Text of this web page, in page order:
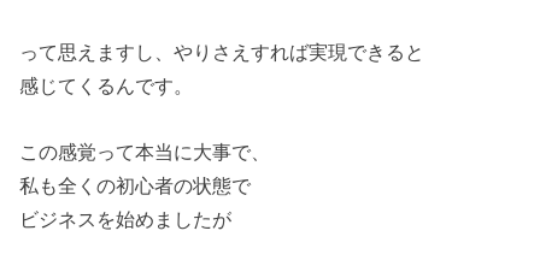
って思えますし、やりさえすれば実現できると
感じてくるんです。
この感覚って本当に大事で、
私も全くの初心者の状態で
ビジネスを始めましたが